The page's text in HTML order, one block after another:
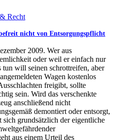
Recht
nicht von Entsorgungspflicht
2009. Wer aus
oder weil er einfach nur
tun will seinen schrottreifen, aber
Wagen kostenlos
freigibt, sollte
sein. Wird das verschenkte
anschließend nicht
demontiert oder entsorgt,
sich grundsätzlich der eigentliche
aus einem Urteil des